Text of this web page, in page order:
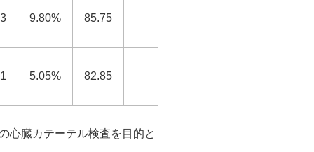
9.80% 85.75
5.05% 82.85
心臓カテーテル検査を目的と